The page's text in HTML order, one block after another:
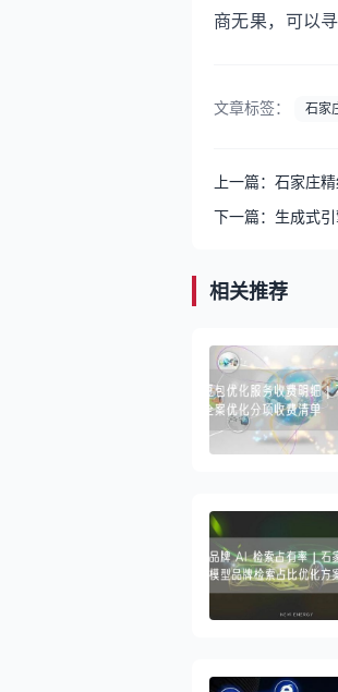
商无果，可以
文章标签： 石家
上一篇：石家庄
下一篇：生成式
相关推荐